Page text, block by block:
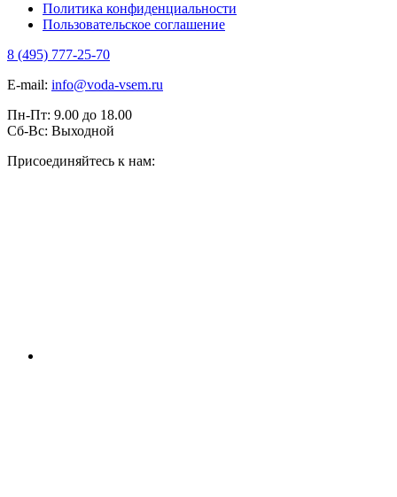
Политика конфиденциальности
Пользовательское соглашение
8 (495) 777-25-70
E-mail: info@voda-vsem.ru
Пн-Пт: 9.00 до 18.00
Сб-Вс: Выходной
Присоединяйтесь к нам: